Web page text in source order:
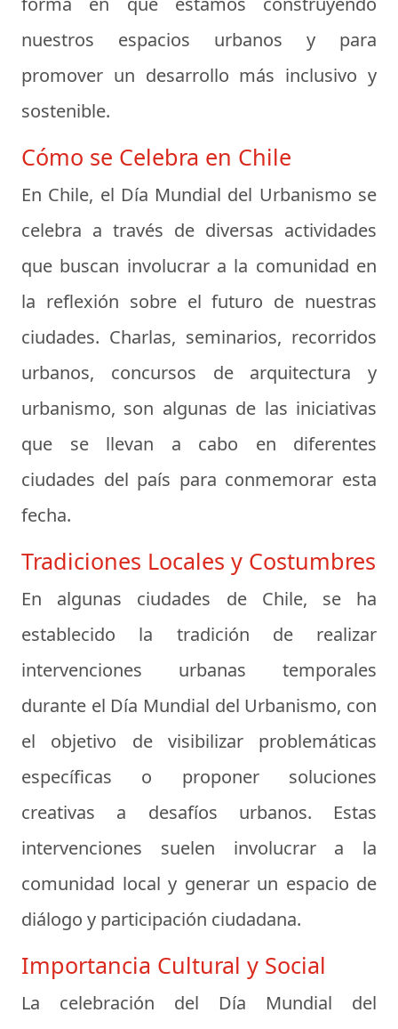
nuestros espacios urbanos y para
promover un desarrollo más inclusivo y
sostenible.
Cómo se Celebra en Chile
En Chile, el Día Mundial del Urbanismo se
celebra a través de diversas actividades
que buscan involucrar a la comunidad en
la reflexión sobre el futuro de nuestras
ciudades. Charlas, seminarios, recorridos
urbanos, concursos de arquitectura y
urbanismo, son algunas de las iniciativas
que se llevan a cabo en diferentes
ciudades del país para conmemorar esta
fecha.
Tradiciones Locales y Costumbres
En algunas ciudades de Chile, se ha
establecido la tradición de realizar
intervenciones urbanas temporales
durante el Día Mundial del Urbanismo, con
el objetivo de visibilizar problemáticas
específicas o proponer soluciones
creativas a desafíos urbanos. Estas
intervenciones suelen involucrar a la
comunidad local y generar un espacio de
diálogo y participación ciudadana.
Importancia Cultural y Social
La celebración del Día Mundial del